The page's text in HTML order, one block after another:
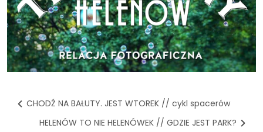
CHODŹ NA BAŁUTY. JEST WTOREK // cykl spacerów
HELENÓW TO NIE HELENÓWEK // GDZIE JEST PARK?